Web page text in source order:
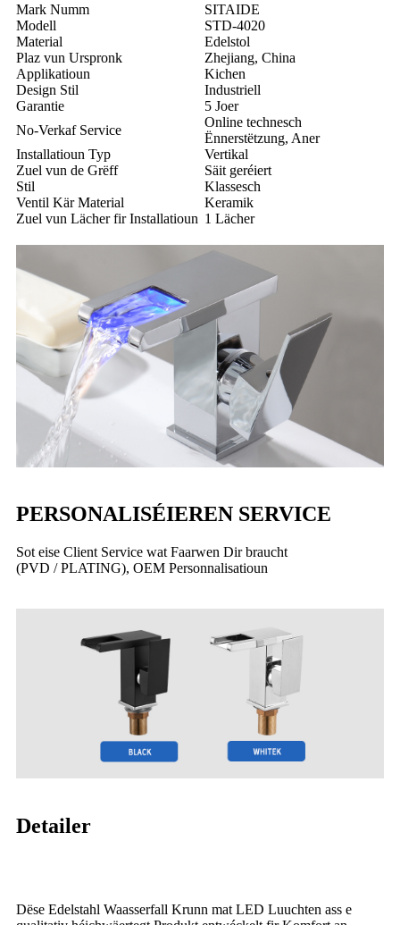
Mark Numm
SITAIDE
Modell
STD-4020
Material
Edelstol
Plaz vun Urspronk
Zhejiang, China
Applikatioun
Kichen
Design Stil
Industriell
Garantie
5 Joer
No-Verkaf Service
Online technesch
Ënnerstëtzung, Aner
Installatioun Typ
Vertikal
Zuel vun de Grëff
Säit geréiert
Stil
Klassesch
Ventil Kär Material
Keramik
Zuel vun Lächer fir Installatioun 1 Lächer
PERSONALISÉIEREN SERVICE
Sot eise Client Service wat Faarwen Dir braucht
(PVD / PLATING), OEM Personnalisatioun
Detailer
Dëse Edelstahl Waasserfall Krunn mat LED Luuchten ass e